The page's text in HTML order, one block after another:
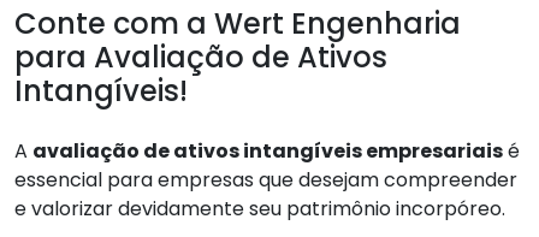
Conte com a Wert Engenharia
para Avaliação de Ativos
Intangíveis!
A avaliação de ativos intangíveis empresariaisé
essencial para empresas que desejam compreender
e valorizar devidamente seu patrimônio incorpóreo.